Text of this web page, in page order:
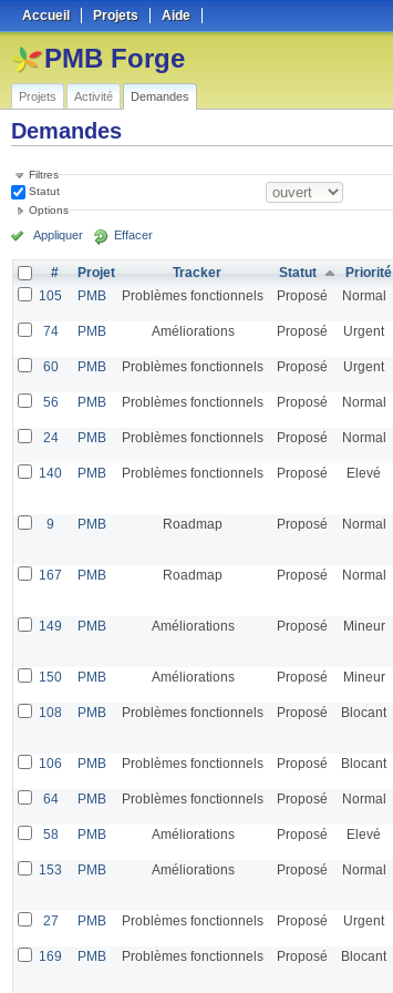
Accueil Projets Aide
PMB Forge
Projets Activité Demandes
Demandes
Filtres
Statut
Options
Appliquer Effacer
# Projet Tracker Statut Priorité
105
PMB Problèmes fonctionnels Proposé Normal
74 PMB Améliorations Proposé Urgent
60 PMB Problèmes fonctionnels Proposé Urgent
56 PMB Problèmes fonctionnels Proposé Normal
24 PMB Problèmes fonctionnels Proposé Normal
140 PMB Problèmes fonctionnels Proposé Elevé
9 PMB Roadmap Proposé Normal
167 PMB Roadmap Proposé Normal
149 PMB Améliorations Proposé Mineur
150 PMB Améliorations Proposé Mineur
108 PMB Problèmes fonctionnels Proposé Blocant
106 PMB Problèmes fonctionnels Proposé Blocant
64 PMB Problèmes fonctionnels Proposé Normal
58 PMB Améliorations Proposé Elevé
153 PMB Améliorations Proposé Normal
27 PMB Problèmes fonctionnels Proposé Urgent
169 PMB Problèmes fonctionnels Proposé Blocant